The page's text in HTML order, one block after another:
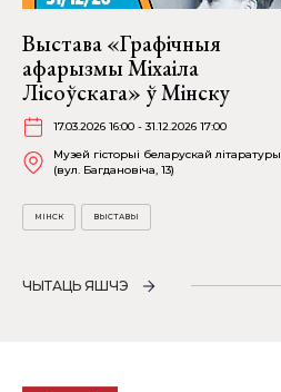
Выстава «Графічныя
афарызмы Міхаіла
Лісоўскага» ў Мінску
17.03.2026 16:00 - 31.12.2026 17:00
Музей гісторыі беларускай літаратуры
(вул. Багдановіча, 13)
МІНСК ВЫСТАВЫ
ЧЫТАЦЬ ЯШЧЭ